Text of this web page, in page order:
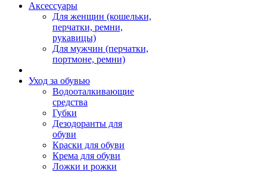
Аксессуары
Для женщин (кошельки,
перчатки, ремни,
рукавицы)
Для мужчин (перчатки,
портмоне, ремни)
Уход за обувью
Водооталкивающие
средства
Губки
Дезодоранты для
обуви
Краски для обуви
Крема для обуви
Ложки и рожки